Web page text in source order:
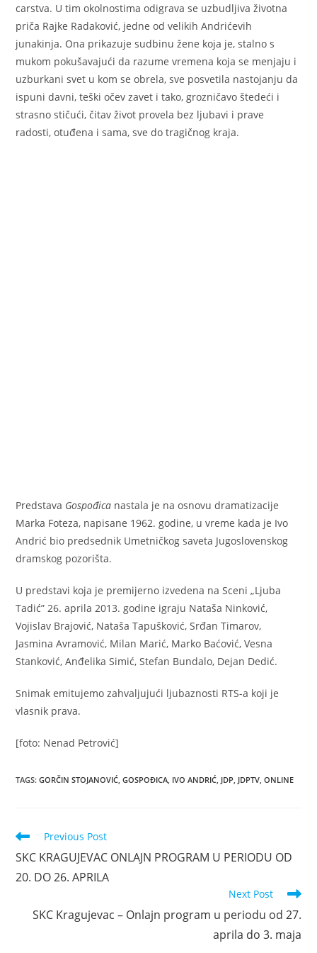
carstva. U tim okolnostima odigrava se uzbudljiva životna
priča Rajke Radaković, jedne od velikih Andrićevih
junakinja. Ona prikazuje sudbinu žene koja je, stalno s
mukom pokušavajući da razume vremena koja se menjaju i
uzburkani svet u kom se obrela, sve posvetila nastojanju da
ispuni davni, teški očev zavet i tako, grozničavo štedeći i
strasno stičući, čitav život provela bez ljubavi i prave
radosti, otuđena i sama, sve do tragičnog kraja.
Predstava Gospođica nastala je na osnovu dramatizacije
Marka Foteza, napisane 1962. godine, u vreme kada je Ivo
Andrić bio predsednik Umetničkog saveta Jugoslovenskog
dramskog pozorišta.
U predstavi koja je premijerno izvedena na Sceni „Ljuba
Tadić” 26. aprila 2013. godine igraju Nataša Ninković,
Vojislav Brajović, Nataša Tapušković, Srđan Timarov,
Jasmina Avramović, Milan Marić, Marko Baćović, Vesna
Stanković, Anđelika Simić, Stefan Bundalo, Dejan Dedić.
Snimak emitujemo zahvaljujući ljubaznosti RTS-a koji je
vlasnik prava.
[foto: Nenad Petrović]
TAGS:GORČIN STOJANOVIĆ GOSPOĐICA IVO ANDRIĆ JDP JDPTV ONLINE
Read
articles
Previous Post
SKC KRAGUJEVAC ONLAJN PROGRAM U PERIODU OD
20. DO 26. APRILA
Next Post
SKC Kragujevac – Onlajn program u periodu od 27.
aprila do 3. maja